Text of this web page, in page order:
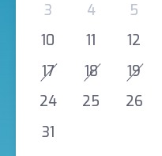
3
4 5
10
11 12
17
18 19
24
25 26
31